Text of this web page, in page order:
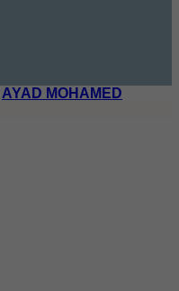
AYAD MOHAMED